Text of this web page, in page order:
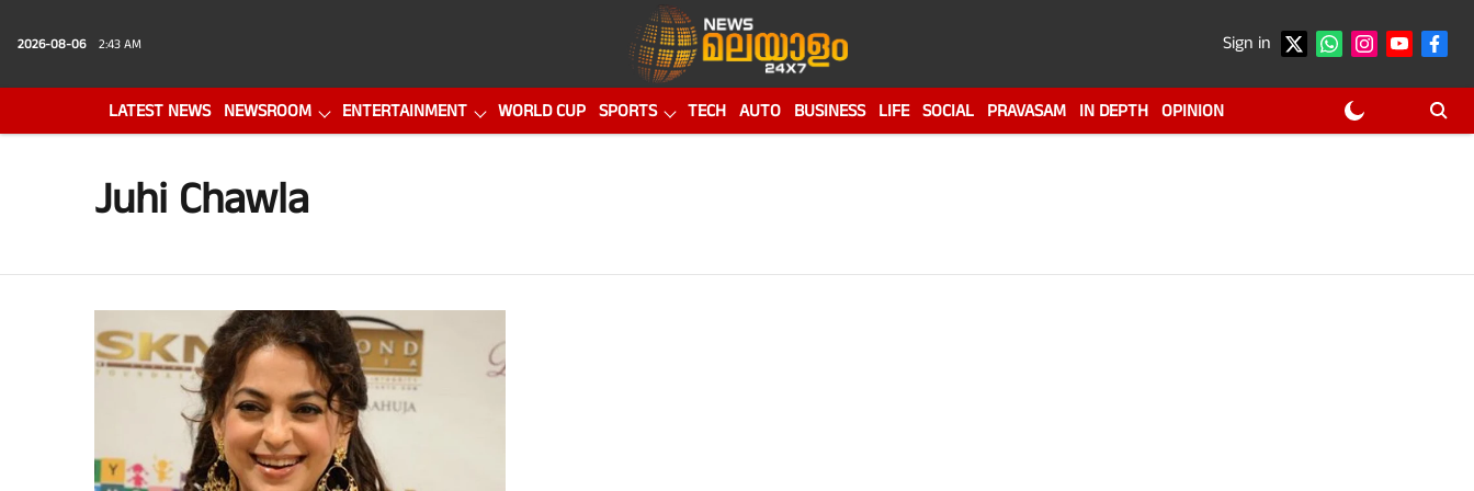
2026-08-06 2:43 AM Sign in
LATEST NEWS NEWSROOM ENTERTAINMENT WORLD CUP SPORTS TECH AUTO BUSINESS LIFE SOCIAL PRAVASAM IN DEPTH OPINION
Juhi Chawla